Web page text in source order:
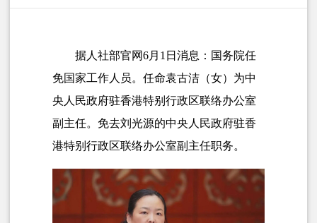
据人社部官网6月1日消息：国务院任
免国家工作人员。任命袁古洁（女）为中
央人民政府驻香港特别行政区联络办公室
副主任。免去刘光源的中央人民政府驻香
港特别行政区联络办公室副主任职务。